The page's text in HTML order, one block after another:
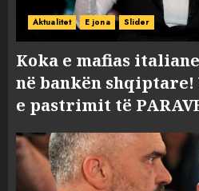
Aktualitet E jona Slider
Koka e mafias
në bankën
e pastrimit të